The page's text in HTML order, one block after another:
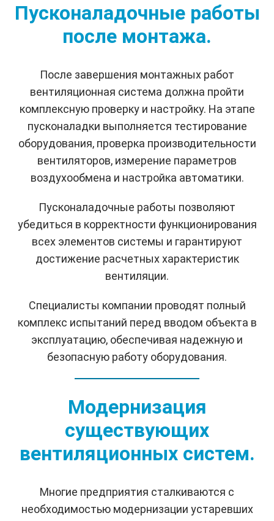
Пусконаладочные работы
после монтажа.
После завершения монтажных работ
вентиляционная система должна пройти
комплексную проверку и настройку. На этапе
пусконаладки выполняется тестирование
оборудования, проверка производительности
вентиляторов, измерение параметров
воздухообмена и настройка автоматики.
Пусконаладочные работы позволяют
убедиться в корректности функционирования
всех элементов системы и гарантируют
достижение расчетных характеристик
вентиляции.
Специалисты компании проводят полный
комплекс испытаний перед вводом объекта в
эксплуатацию, обеспечивая надежную и
безопасную работу оборудования.
Модернизация
существующих
вентиляционных систем.
Многие предприятия сталкиваются с
необходимостью модернизации устаревших